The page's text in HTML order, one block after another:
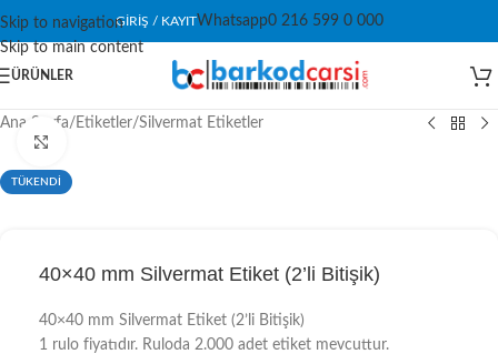
Skip to navigation
Skip to main content
GIRIŞ / KAYITWhatsapp0 216 599 0 000
ÜRÜNLER
Ana Sayfa/ Etiketler/Silvermat Etiketler
TÜKENDİ
40×40 mm Silvermat Etiket (2’li Bitişik)
40×40 mm Silvermat Etiket (2’li Bitişik)
1 rulo fiyatıdır. Ruloda 2.000 adet etiket mevcuttur.